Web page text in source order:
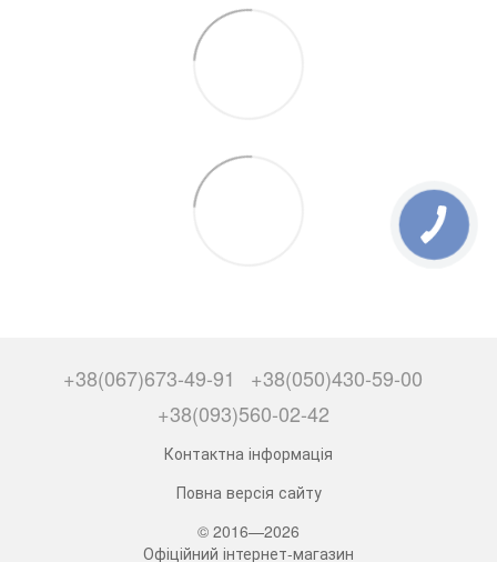
+38(067)673-49-91
+38(050)430-59-00
+38(093)560-02-42
Контактна інформація
Повна версія сайту
© 2016—2026
Офіційний інтернет-магазин